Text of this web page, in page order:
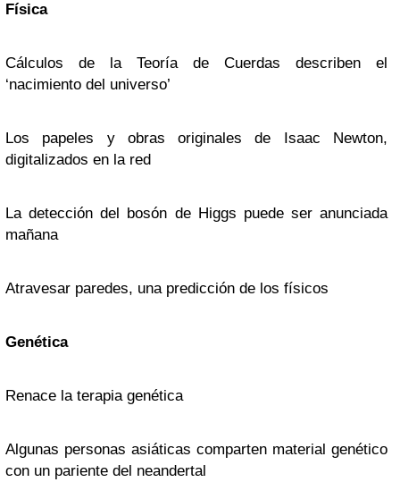
Física
Cálculos de la Teoría de Cuerdas describen el
‘nacimiento del universo’
Los papeles y obras originales de Isaac Newton,
digitalizados en la red
La detección del bosón de Higgs puede ser anunciada
mañana
Atravesar paredes, una predicción de los físicos
Genética
Renace la terapia genética
Algunas personas asiáticas comparten material genético
con un pariente del neandertal